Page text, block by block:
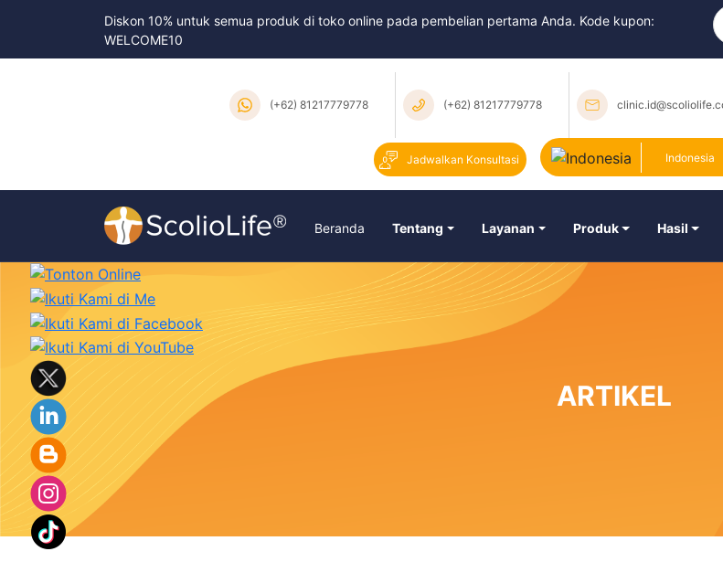
Diskon 10% untuk semua produk di toko online pada pembelian pertama Anda. Kode kupon:
WELCOME10
(+62) 81217779778 (+62) 81217779778
Jadwalkan Konsultasi Indonesia
Beranda Tentang Layanan Produk Hasil
ARTIKEL